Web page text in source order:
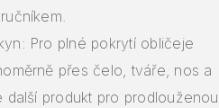
Pro plné pokrytí obličeje
přes čelo, tváře, nos a
další produkt pro prodlouženou